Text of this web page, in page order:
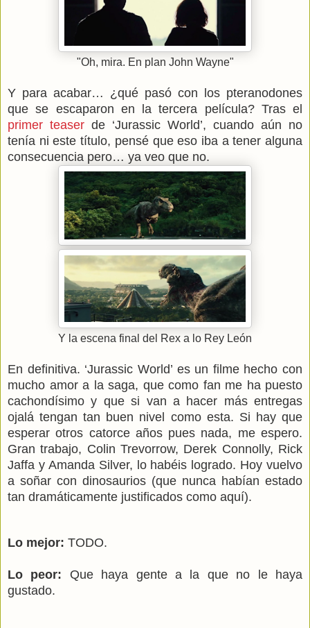
"Oh, mira. En plan John Wayne"
Y para acabar… ¿qué pasó con los pteranodones
que se escaparon en la tercera película? Tras el
primer teaser de ‘Jurassic World’, cuando aún no
tenía ni este título, pensé que eso iba a tener alguna
consecuencia pero… ya veo que no.
Y la escena final del Rex a lo Rey León
En definitiva. ‘Jurassic World’ es un filme hecho con
mucho amor a la saga, que como fan me ha puesto
cachondísimo y que si van a hacer más entregas
ojalá tengan tan buen nivel como esta. Si hay que
esperar otros catorce años pues nada, me espero.
Gran trabajo, Colin Trevorrow, Derek Connolly, Rick
Jaffa y Amanda Silver, lo habéis logrado. Hoy vuelvo
a soñar con dinosaurios (que nunca habían estado
tan dramáticamente justificados como aquí).
Lo mejor: TODO.
Lo peor: Que haya gente a la que no le haya
gustado.